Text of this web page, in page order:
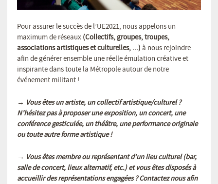
Pour assurer le succès de l’UE2021, nous appelons un
maximum de réseaux (Collectifs, groupes, troupes,
associations artistiques et culturelles, ...) à nous rejoindre
afin de générer ensemble une réelle émulation créative et
inspirante dans toute la Métropole autour de notre
événement militant !
→ Vous êtes un artiste, un collectif artistique/culturel ?
N’hésitez pas à proposer une exposition, un concert, une
conférence gesticulée, un théâtre, une performance originale
ou toute autre forme artistique !
→ Vous êtes membre ou représentant d’un lieu culturel (bar,
salle de concert, lieux alternatif, etc.) et vous êtes disposés à
accueillir des représentations engagées ? Contactez nous afin